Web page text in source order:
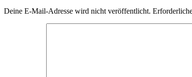
Deine E-Mail-Adresse wird nicht veröffentlicht.